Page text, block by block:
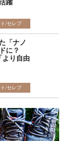
躍
/セレブ
「ナノ
ドに？
より自由
/セレブ